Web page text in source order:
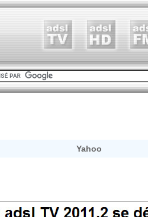
Yahoo